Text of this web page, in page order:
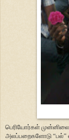
பெரியோர்கள்
அலப்பறைகளோடு “பல்”